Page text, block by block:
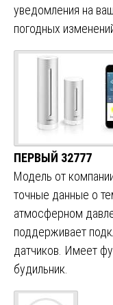
уведомления на
погодных
ПЕРВЫЙ 32777
Модель от
точные данные о
атмосферном
поддерживает
датчиков. Имеет
будильник.